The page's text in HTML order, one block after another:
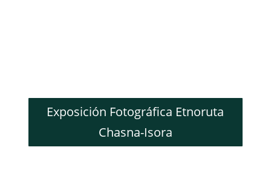
Exposición Fotográfica Etnoruta
Chasna-Isora